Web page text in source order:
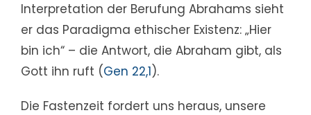
Interpretation der Berufung Abrahams sieht
er das Paradigma ethischer Existenz: „Hier
bin ich“ – die Antwort, die Abraham gibt, als
Gott ihn ruft (Gen 22,1).
Die Fastenzeit fordert uns heraus, unsere